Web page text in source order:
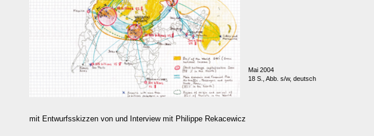
Mai 2004
18 S., Abb. s/w, deutsch
mit Entwurfsskizzen von und Interview mit Philippe Rekacewicz